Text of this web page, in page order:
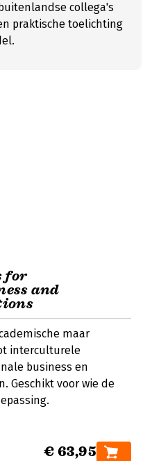
collega's
praktische toelichting
for
and
maar
interculturele
business en
Geschikt voor wie de
€ 63,95